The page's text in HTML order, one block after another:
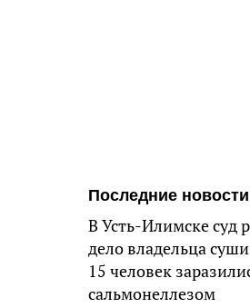
Последние новости
В Усть-Илимске суд
дело владельца
15 человек
сальмонеллезом